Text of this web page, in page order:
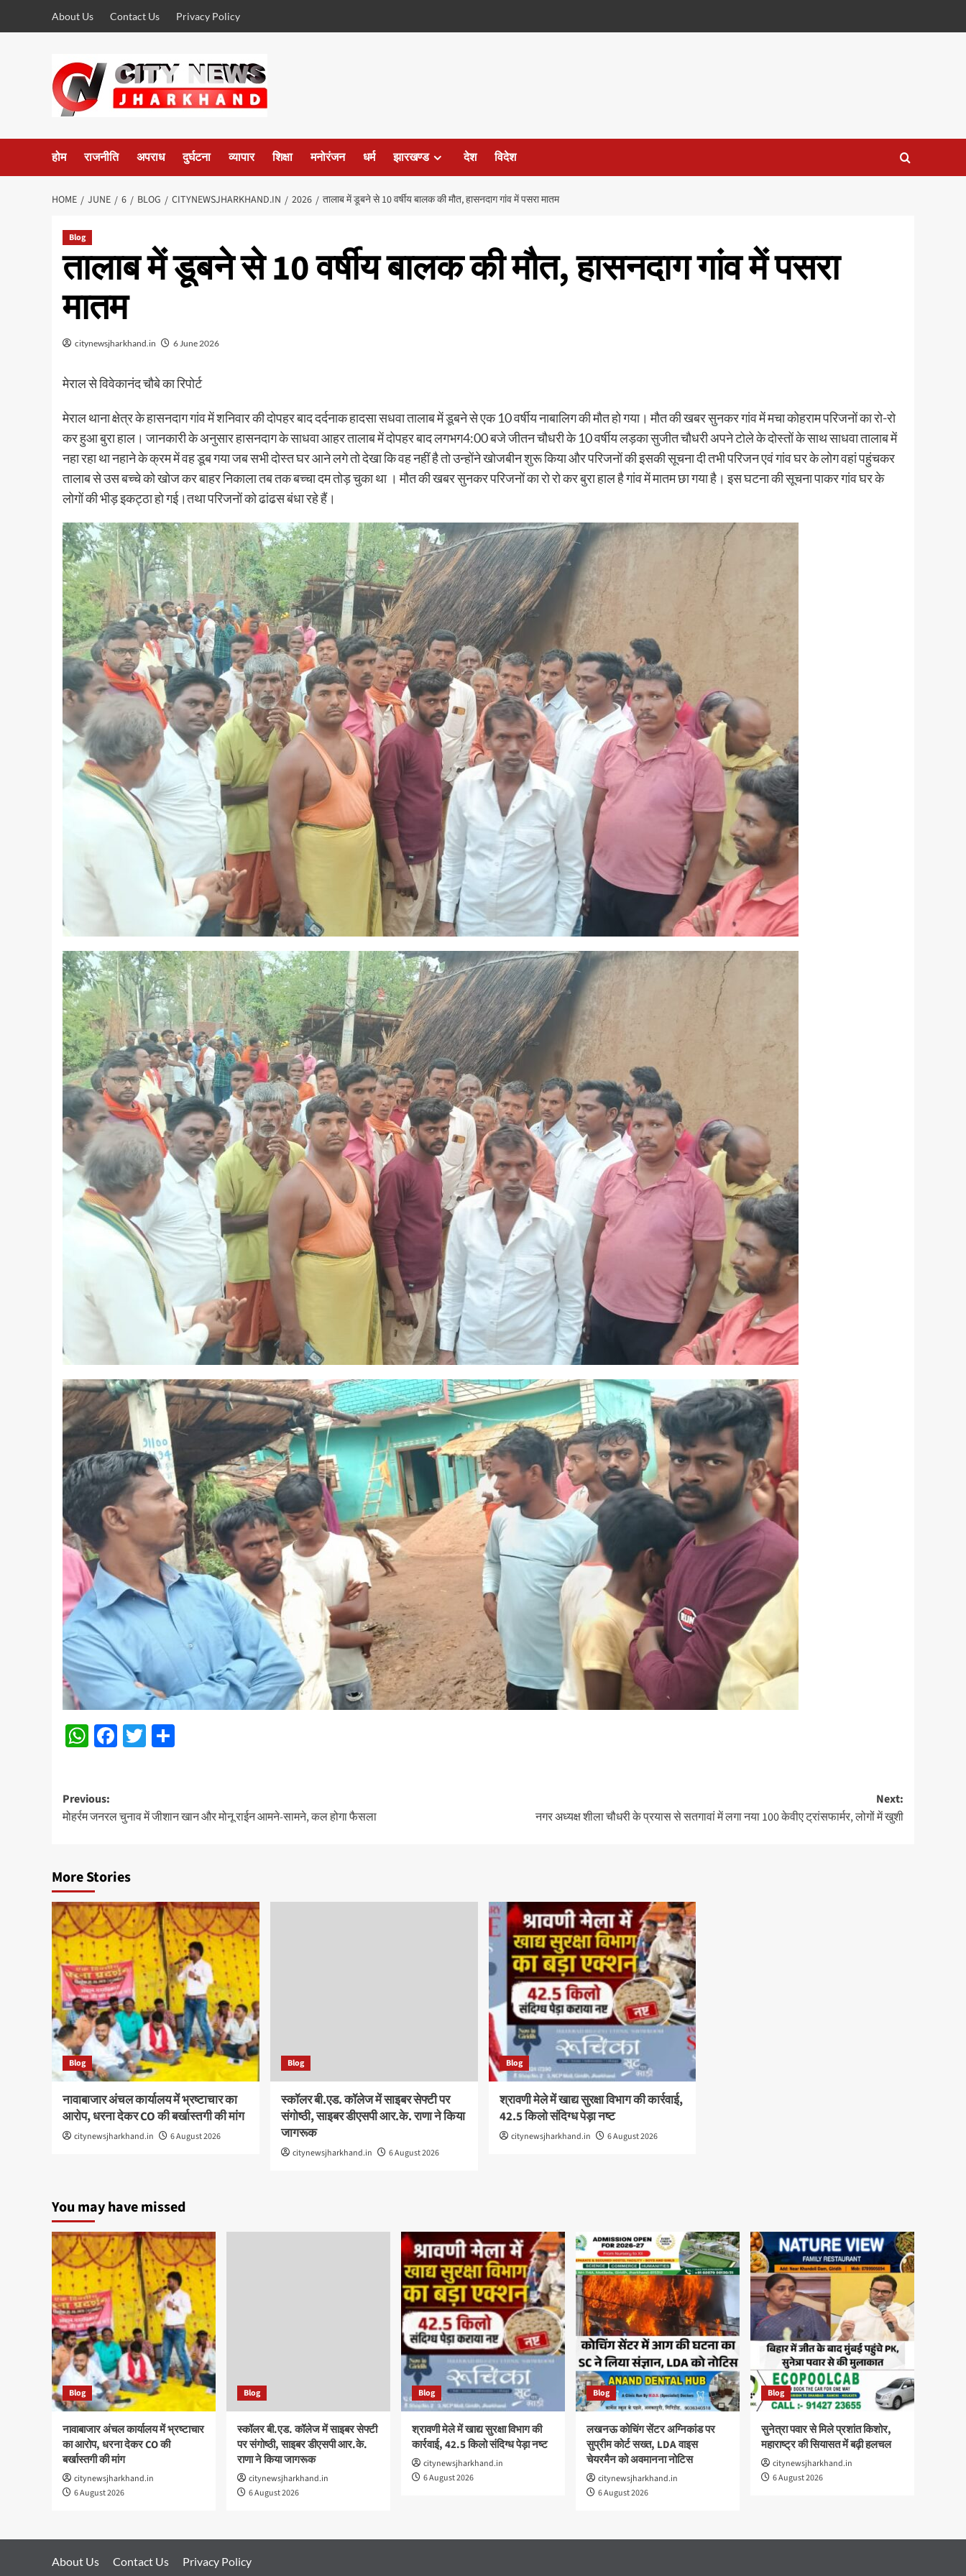
About Us Contact Us Privacy Policy
होम राजनीति अपराध दुर्घटना व्यापार शिक्षा मनोरंजन धर्म झारखण्ड देश विदेश
HOME JUNE 6 BLOG CITYNEWSJHARKHAND.IN 2026 तालाब में डूबने से 10 वर्षीय बालक की मौत, हासनदाग गांव में पसरा मातम
Blog
तालाब में डूबने से 10 वर्षीय बालक की मौत, हासनदाग गांव में पसरा
मातम
citynewsjharkhand.in 6 June 2026
मेराल से विवेकानंद चौबे का रिपोर्ट
मेराल थाना क्षेत्र के हासनदाग गांव में शनिवार की दोपहर बाद दर्दनाक हादसा सधवा तालाब में डूबने से एक 10 वर्षीय नाबालिग की मौत हो गया। मौत की खबर सुनकर गांव में मचा कोहराम परिजनों का रो-रो
कर हुआ बुरा हाल। जानकारी के अनुसार हासनदाग के साधवा आहर तालाब में दोपहर बाद लगभग4:00 बजे जीतन चौधरी के 10 वर्षीय लड़का सुजीत चौधरी अपने टोले के दोस्तों के साथ साधवा तालाब में
नहा रहा था नहाने के क्रम में वह डूब गया जब सभी दोस्त घर आने लगे तो देखा कि वह नहीं है तो उन्होंने खोजबीन शुरू किया और परिजनों की इसकी सूचना दी तभी परिजन एवं गांव घर के लोग वहां पहुंचकर
तालाब से उस बच्चे को खोज कर बाहर निकाला तब तक बच्चा दम तोड़ चुका था । मौत की खबर सुनकर परिजनों का रो रो कर बुरा हाल है गांव में मातम छा गया है। इस घटना की सूचना पाकर गांव घर के
लोगों की भीड़ इकट्ठा हो गई।तथा परिजनों को ढांढस बंधा रहे हैं।
WhatsApp
Facebook
Twitter
Post
navigation
Previous:
मोहर्रम जनरल चुनाव में जीशान खान और मोनू राईन आमने-सामने, कल होगा फैसला
Next:
नगर अध्यक्ष शीला चौधरी के प्रयास से सतगावां में लगा नया 100 केवीए ट्रांसफार्मर, लोगों में खुशी
More Stories
Blog
नावाबाजार अंचल कार्यालय में भ्रष्टाचार का
आरोप, धरना देकर CO की बर्खास्तगी की मांग
citynewsjharkhand.in 6 August 2026
Blog
स्कॉलर बी.एड. कॉलेज में साइबर सेफ्टी पर
संगोष्ठी, साइबर डीएसपी आर.के. राणा ने किया
जागरूक
citynewsjharkhand.in 6 August 2026
Blog
श्रावणी मेले में खाद्य सुरक्षा विभाग की कार्रवाई,
42.5 किलो संदिग्ध पेड़ा नष्ट
citynewsjharkhand.in 6 August 2026
You may have missed
Blog
नावाबाजार अंचल कार्यालय में भ्रष्टाचार
का आरोप, धरना देकर CO की
बर्खास्तगी की मांग
citynewsjharkhand.in
6 August 2026
Blog
स्कॉलर बी.एड. कॉलेज में साइबर सेफ्टी
पर संगोष्ठी, साइबर डीएसपी आर.के.
राणा ने किया जागरूक
citynewsjharkhand.in
6 August 2026
Blog
श्रावणी मेले में खाद्य सुरक्षा विभाग की
कार्रवाई, 42.5 किलो संदिग्ध पेड़ा नष्ट
citynewsjharkhand.in
6 August 2026
Blog
लखनऊ कोचिंग सेंटर अग्निकांड पर
सुप्रीम कोर्ट सख्त, LDA वाइस
चेयरमैन को अवमानना नोटिस
citynewsjharkhand.in
6 August 2026
Blog
सुनेत्रा पवार से मिले प्रशांत किशोर,
महाराष्ट्र की सियासत में बढ़ी हलचल
citynewsjharkhand.in
6 August 2026
About Us Contact Us Privacy Policy